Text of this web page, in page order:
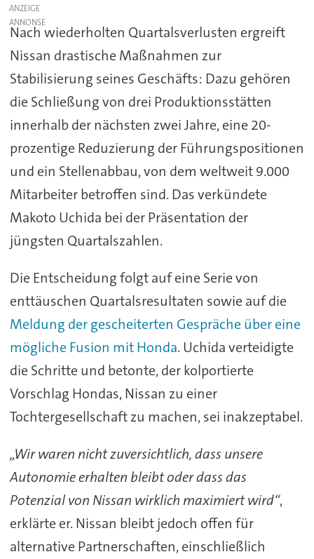
ANZEIGE
Nach wiederholten Quartalsverlusten ergreift
Nissan drastische Maßnahmen zur
Stabilisierung seines Geschäfts: Dazu gehören
die Schließung von drei Produktionsstätten
innerhalb der nächsten zwei Jahre, eine 20-
prozentige Reduzierung der Führungspositionen
und ein Stellenabbau, von dem weltweit 9.000
Mitarbeiter betroffen sind. Das verkündete
Makoto Uchida bei der Präsentation der
jüngsten Quartalszahlen.
Die Entscheidung folgt auf eine Serie von
enttäuschen Quartalsresultaten sowie auf die
Meldung der gescheiterten Gespräche über eine
mögliche Fusion mit Honda. Uchida verteidigte
die Schritte und betonte, der kolportierte
Vorschlag Hondas, Nissan zu einer
Tochtergesellschaft zu machen, sei inakzeptabel.
„Wir waren nicht zuversichtlich, dass unsere
Autonomie erhalten bleibt oder dass das
Potenzial von Nissan wirklich maximiert wird“,
erklärte er. Nissan bleibt jedoch offen für
alternative Partnerschaften, einschließlich